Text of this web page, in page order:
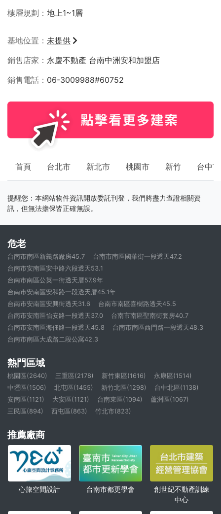
樓層規劃
地上1~1層
基地位置
未提供
銷售店家
永慶不動產 台南中洲安和加盟店
銷售電話
06-3009988#60752
首頁 台北市 新北市 桃園市 新竹 台中市
提醒您：本網站物件資訊開放委託刊登，我們將盡力查證相關資
訊，但無法擔保皆正確無誤。
危老
台南市南區新義路廠房45.7
台南市南區國華街一段透天47.2
台南市安南區安中路六段透天53.1
台南市南區公英一街透天厝57.9年
台南市安南區安和路一段透天厝45.1年
台南市安南區安興街透天31.6
台南市南區喜樹路透天45.5
台南市安南區怡安路一段透天37.0
台南市南區聖南街套房40.7
台南市安南區海佃路一段透天45.8
台南市南區西門路一段透天48.3
台南市南區大成路二段公寓42.3
熱門區域
桃園區(2640) 三重區(2178) 新竹東區(1616)
永康區(1514)
中壢區(1506)
北屯區(1455) 新竹北區(1298)
台中北區(1138)
安南區(1121)
大安區(1121) 台南東區(1094)
蘆洲區(1067)
三民區(894)
西屯區(863) 竹北市(823)
推薦廠商
心旅空間設計 台南市都更學會
創世紀不動產訓練
中心